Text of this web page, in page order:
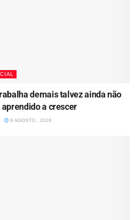
demais talvez ainda não
a crescer
8 AGOSTO , 2026